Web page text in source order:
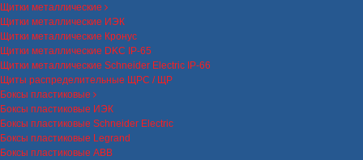
Щитки металлические
Щитки металлические ИЭК
Щитки металлические Кронус
Щитки металлические DKC IP-65
Щитки металлические Schneider Electric IP-66
Щиты распределительные ЩРС / ЩР
Боксы пластиковые
Боксы пластиковые ИЭК
Боксы пластиковые Schneider Electric
Боксы пластиковые Legrand
Боксы пластиковые ABB